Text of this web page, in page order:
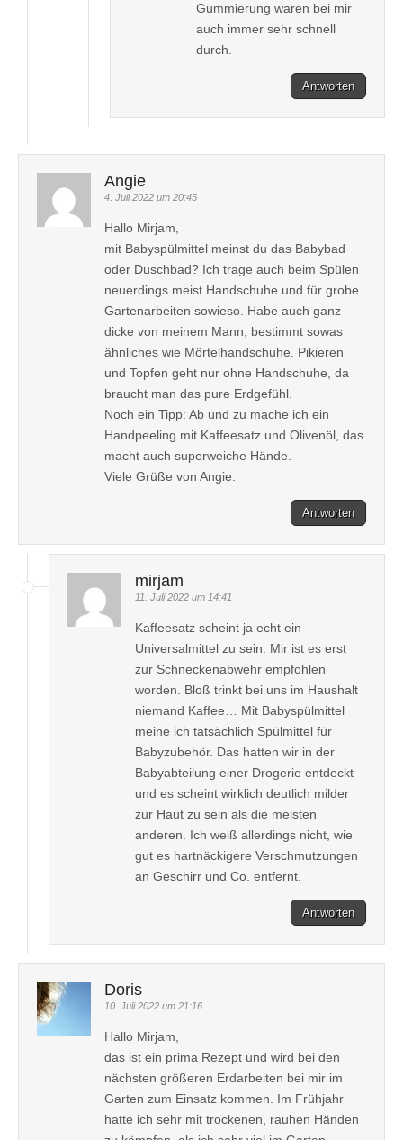
Gummierung waren bei mir
auch immer sehr schnell
durch.
Antworten
Angie
4. Juli 2022 um 20:45
Hallo Mirjam,
mit Babyspülmittel meinst du das Babybad
oder Duschbad? Ich trage auch beim Spülen
neuerdings meist Handschuhe und für grobe
Gartenarbeiten sowieso. Habe auch ganz
dicke von meinem Mann, bestimmt sowas
ähnliches wie Mörtelhandschuhe. Pikieren
und Topfen geht nur ohne Handschuhe, da
braucht man das pure Erdgefühl.
Noch ein Tipp: Ab und zu mache ich ein
Handpeeling mit Kaffeesatz und Olivenöl, das
macht auch superweiche Hände.
Viele Grüße von Angie.
Antworten
mirjam
11. Juli 2022 um 14:41
Kaffeesatz scheint ja echt ein
Universalmittel zu sein. Mir ist es erst
zur Schneckenabwehr empfohlen
worden. Bloß trinkt bei uns im Haushalt
niemand Kaffee… Mit Babyspülmittel
meine ich tatsächlich Spülmittel für
Babyzubehör. Das hatten wir in der
Babyabteilung einer Drogerie entdeckt
und es scheint wirklich deutlich milder
zur Haut zu sein als die meisten
anderen. Ich weiß allerdings nicht, wie
gut es hartnäckigere Verschmutzungen
an Geschirr und Co. entfernt.
Antworten
Doris
10. Juli 2022 um 21:16
Hallo Mirjam,
das ist ein prima Rezept und wird bei den
nächsten größeren Erdarbeiten bei mir im
Garten zum Einsatz kommen. Im Frühjahr
hatte ich sehr mit trockenen, rauhen Händen